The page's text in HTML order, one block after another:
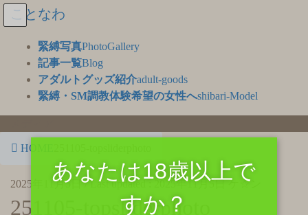
ことなわ
緊縛写真PhotoGallery
記事一覧Blog
アダルトグッズ紹介adult-goods
緊縛・SM調教体験希望の女性へshibari-Model
HOME
2025年11月5日 / Last updated : 2025年11月5日 ケ☆ン
251105-topsliderphoto
あなたは18歳以上で
すか？